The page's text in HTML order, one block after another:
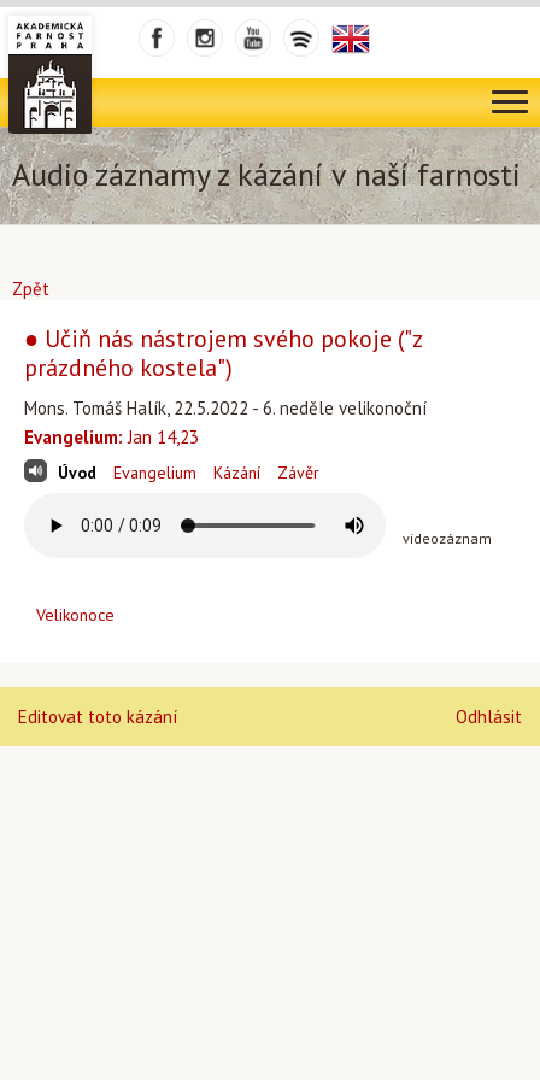
Audio záznamy z kázání v naší farnosti
Zpět
● Učiň nás nástrojem svého pokoje ("z
prázdného kostela")
Mons. Tomáš Halík, 22.5.2022 - 6. neděle velikonoční
Evangelium: Jan 14,23
Úvod Evangelium Kázání Závěr
videozáznam
Velikonoce
Editovat toto kázání Odhlásit